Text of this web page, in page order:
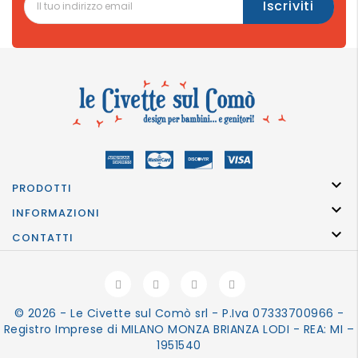
PRODOTTI 
INFORMAZIONI 
CONTATTI 
© 2026 - Le Civette sul Comò srl - P.Iva 07333700966 -
Registro Imprese di MILANO MONZA BRIANZA LODI - REA: MI –
1951540